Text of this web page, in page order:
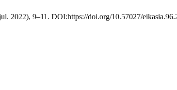
2022), 9–11. DOI:https://doi.org/10.57027/